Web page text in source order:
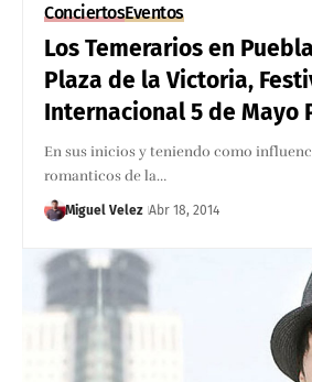
ConciertosEventos
Los Temerarios en
Plaza de la Victoria,
Internacional 5 de Mayo
En sus inicios y teniendo como
romanticos de la…
Miguel Velez Abr 18, 2014